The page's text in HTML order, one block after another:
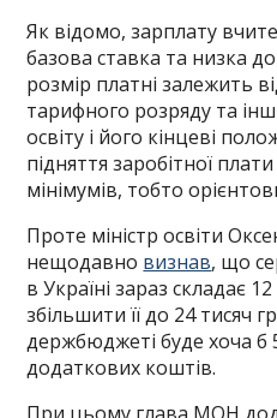
Як відомо, зарплату
базова ставка та низка
розмір платні залежить
тарифного розряду та
освіту і його кінцеві
підняття заробітної
мінімумів, тобто
Проте міністр освіти
нещодавно визнав, що
в Україні зараз складає
збільшити її до 24 тисяч
держбюджеті буде хоча б
додаткових коштів.